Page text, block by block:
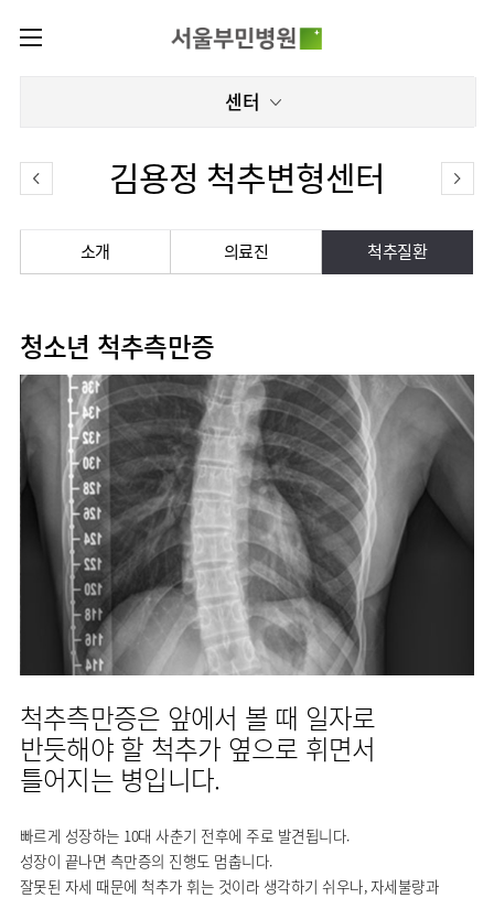
로그인
증명서발급내역
센터
관절센터
김용정
척추변형센터
심혈관센터
인공신장센터
간센터
소화기센터
특수치료내시경센터
라이프케어센터
스포츠재활센터
국제진료센터
임상시험센터
소아골절센터
진료안내
진료과 전체보기
신경외과
재활의학과
호흡기내과
순환기내과
소화기내과
신장내과
내분비내과
류마티스내과
감염내과
신경과
소아청소년과
산부인과
가정의학과
마취통증의학과
의료진
아시아고관절내시경클리닉
당뇨발 클리닉
사경 클리닉
성장 클리닉
연골재생클리닉
진료시간표
외래진료
지역응급의료기관
입원/
퇴원/
병문안
입원생활안내
이용안내
편의시설
비급여진료비
다운로드
장비안내
진료상담콜센터
주차시설안내
오시는길
비대면진료
증명서재발급
병원장인사말
비전과
핵심가치
Bumin
조직도
진료협력센터
연구교육
미디어센터
병원소식
언론보도
인재채용
칭찬합시다
고객의소리
부민병원
40주년
역사관
부민그룹소개
이사장소개
비전과
핵심가치
부민스토리
글로벌
얼라이언스
연혁
조직도
오시는길
의료진
외래진료
안내
부민그룹소식
사회공헌
언론보도
건강토크
입찰공고
센터
김용정 척추변형센터
소개 의료진 척추질환
청소년 척추측만증
척추측만증은 앞에서 볼 때 일자로
반듯해야 할 척추가 옆으로 휘면서
틀어지는 병입니다.
빠르게 성장하는 10대 사춘기 전후에 주로 발견됩니다.
성장이 끝나면 측만증의 진행도 멈춥니다.
잘못된 자세 때문에 척추가 휘는 것이라 생각하기 쉬우나, 자세불량과